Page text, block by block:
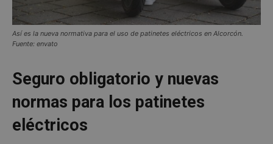
Así es la nueva normativa para el uso de patinetes eléctricos en Alcorcón.
Fuente: envato
Seguro obligatorio y nuevas
normas para los patinetes
eléctricos